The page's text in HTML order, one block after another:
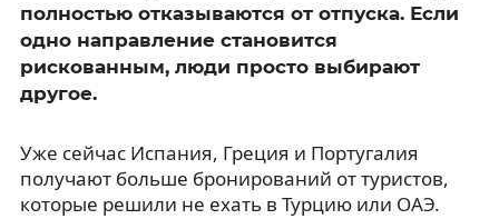
полностью отказываются от отпуска. Если
одно направление становится
рискованным, люди просто выбирают
другое.
Уже сейчас Испания, Греция и Португалия
получают больше бронирований от туристов,
которые решили не ехать в Турцию или ОАЭ.